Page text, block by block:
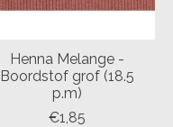
Henna Melange -
Boordstof grof (18.5
p.m)
€1,85